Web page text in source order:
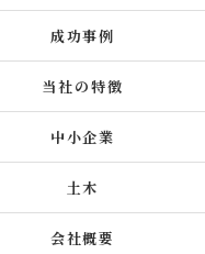
成功事例
当社の特徴
中小企業
土木
会社概要